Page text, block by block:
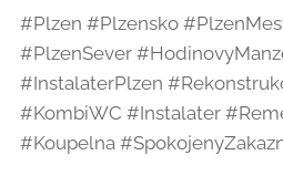
#Plzen #Plzensko
#PlzenSever
#InstalaterPlzen
#KombiWC #Instalater
#Koupelna